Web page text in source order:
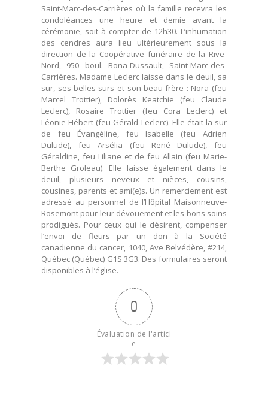
Saint-Marc-des-Carrières où la famille recevra les
condoléances une heure et demie avant la
cérémonie, soit à compter de 12h30. L’inhumation
des cendres aura lieu ultérieurement sous la
direction de la Coopérative funéraire de la Rive-
Nord, 950 boul. Bona-Dussault, Saint-Marc-des-
Carrières. Madame Leclerc laisse dans le deuil, sa
sur, ses belles-surs et son beau-frère : Nora (feu
Marcel Trottier), Dolorès Keatchie (feu Claude
Leclerc), Rosaire Trottier (feu Cora Leclerc) et
Léonie Hébert (feu Gérald Leclerc). Elle était la sur
de feu Évangéline, feu Isabelle (feu Adrien
Dulude), feu Arsélia (feu René Dulude), feu
Géraldine, feu Liliane et de feu Allain (feu Marie-
Berthe Groleau). Elle laisse également dans le
deuil, plusieurs neveux et nièces, cousins,
cousines, parents et ami(e)s. Un remerciement est
adressé au personnel de l’Hôpital Maisonneuve-
Rosemont pour leur dévouement et les bons soins
prodigués. Pour ceux qui le désirent, compenser
l’envoi de fleurs par un don à la Société
canadienne du cancer, 1040, Ave Belvédère, #214,
Québec (Québec) G1S 3G3. Des formulaires seront
disponibles à l’église.
0
Évaluation de l'articl
e